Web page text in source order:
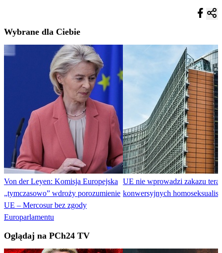
Wybrane dla Ciebie
Von der Leyen: Komisja Europejska
„tymczasowo” wdroży porozumienie
UE – Mercosur bez zgody
Europarlamentu
UE nie wprowadzi zakazu
konwersyjnych
Oglądaj na PCh24 TV